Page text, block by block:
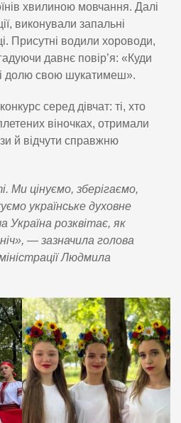
хвилиною мовчання. Далі
виконували запальні
Присутні водили хороводи,
давнє повір’я: «Куди
долю свою шукатимеш».
серед дівчат: ті, хто
віночках, отримали
й відчути справжню
Ми цінуємо, зберігаємо,
українське духовне
Україна розквітає, як
— зазначила голова
Людмила